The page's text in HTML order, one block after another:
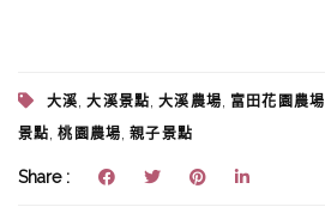
大溪,大溪景點,大溪農場, 富田花園農場
景點,桃園農場,親子景點
Share :